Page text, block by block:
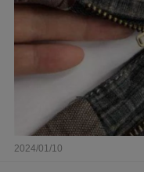
2024/01/10